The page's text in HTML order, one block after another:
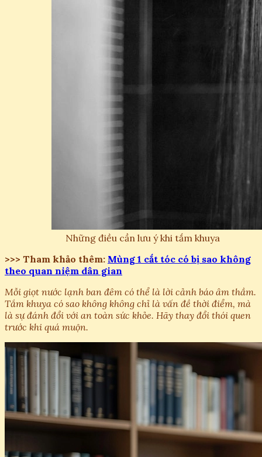
Những điều cần lưu ý khi tắm khuya
>>> Tham khảo thêm: Mùng 1 cắt tóc có bị sao không
theo quan niệm dân gian
Mỗi giọt nước lạnh ban đêm có thể là lời cảnh báo âm thầm.
Tắm khuya có sao không không chỉ là vấn đề thời điểm, mà
là sự đánh đổi với an toàn sức khỏe. Hãy thay đổi thói quen
trước khi quá muộn.